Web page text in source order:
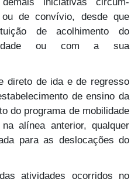
de convívio, desde que
de acolhimento do
ou com a sua
direto de ida e de regresso
de ensino da
do programa de mobilidade
alínea anterior, qualquer
para as deslocações do
atividades ocorridos no